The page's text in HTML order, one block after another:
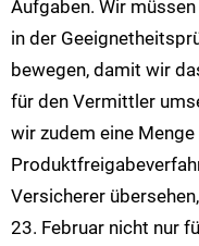
Aufgaben. Wir
in der
bewegen, damit wir
für den Vermittler
wir zudem eine
Versicherer
23. Februar nicht nur